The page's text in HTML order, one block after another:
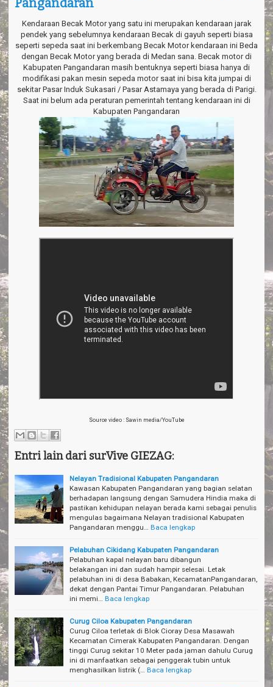
i
g
a
t
i
o
n
Pangandaran
Kendaraan Becak Motor yang satu ini merupakan kendaraan jarak
pendek yang sebelumnya kendaraan Becak di gayuh seperti biasa
seperti sepeda saat ini berkembang Becak Motor kendaraan ini Beda
dengan Becak Motor yang berada di Medan sana. Becak motor di
Kabupaten Pangandaran masih bentuknya seperti biasa hanya di
modifikasi pakan mesin sepeda motor saat ini bisa kita jumpai di
sekitar Pasar Induk Sukasari / Pasar Astamaya yang berada di Parigi.
Saat ini belum ada peraturan pemerintah tentang kendaraan ini di
Kabupaten Pangandaran
Source video : Sawin media/YouTube
Entri lain dari surVive GIEZAG:
Nelayan Tradisional Kabupaten Pangandaran
Kawasan Kabupaten Pangandaran yang bagian selatan
berhadapan langsung dengan Samudera Hindia maka di
pastikan kehidupan nelayan berada kami sebagai penulis
mengulas bagaimana Nelayan tradisional Kabupaten
Pangandaran menggu…
Baca lengkap
Pelabuhan Cikidang Kabupaten Pangandaran
Pelabuhan kapal nelayan baru dibangun
belakangan ini dan sudah hampir selesai. Letak
pelabuhan ini di desa Babakan, KecamatanPangandaran,
dekat dengan Pantai Timur Pangandaran. Pelabuhan
ini memi…
Baca lengkap
Curug Ciloa Kabupaten Pangandaran
Curug Ciloa terletak di Blok Cioray Desa Masawah
Kecamatan Cimerak Kabupaten Pangandaran. Dengan
tinggi Curug sekitar 10 Meter pada jaman dahulu Curug
ini di manfaatkan sebagai penggerak tubin untuk
menghasilkan listrik (…
Baca lengkap